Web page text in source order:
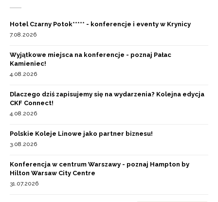
Hotel Czarny Potok***** - konferencje i eventy w Krynicy
7.08.2026
Wyjątkowe miejsca na konferencje - poznaj Pałac
Kamieniec!
4.08.2026
Dlaczego dziś zapisujemy się na wydarzenia? Kolejna edycja
CKF Connect!
4.08.2026
Polskie Koleje Linowe jako partner biznesu!
3.08.2026
Konferencja w centrum Warszawy - poznaj Hampton by
Hilton Warsaw City Centre
31.07.2026